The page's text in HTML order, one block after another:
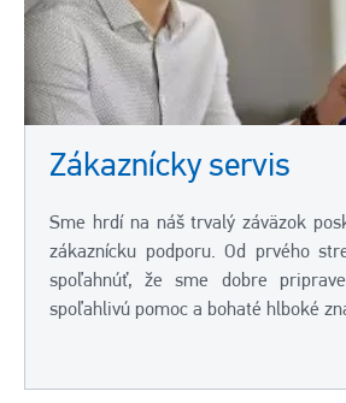
Zákaznícky servis
Sme hrdí na náš trvalý záväzok
zákaznícku podporu. Od prvého
spoľahnúť, že sme dobre
spoľahlivú pomoc a bohaté hlboké